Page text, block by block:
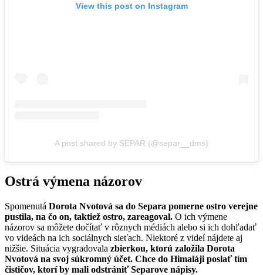
View this post on Instagram
A post shared by SEPAR (@separ__dms)
Ostrá výmena názorov
Spomenutá Dorota Nvotová sa do Separa pomerne ostro verejne
pustila, na čo on, taktiež ostro, zareagoval. O ich výmene
názorov sa môžete dočítať v rôznych médiách alebo si ich dohľadať
vo videách na ich sociálnych sieťach. Niektoré z videí nájdete aj
nižšie. Situácia vygradovala zbierkou, ktorú založila Dorota
Nvotová na svoj súkromný účet. Chce do Himaláji poslať tím
čističov, ktorí by mali odstrániť Separove nápisy.